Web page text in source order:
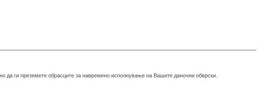
да ги преземете обрасците за навремено исполнување на Вашите даночни обврски.